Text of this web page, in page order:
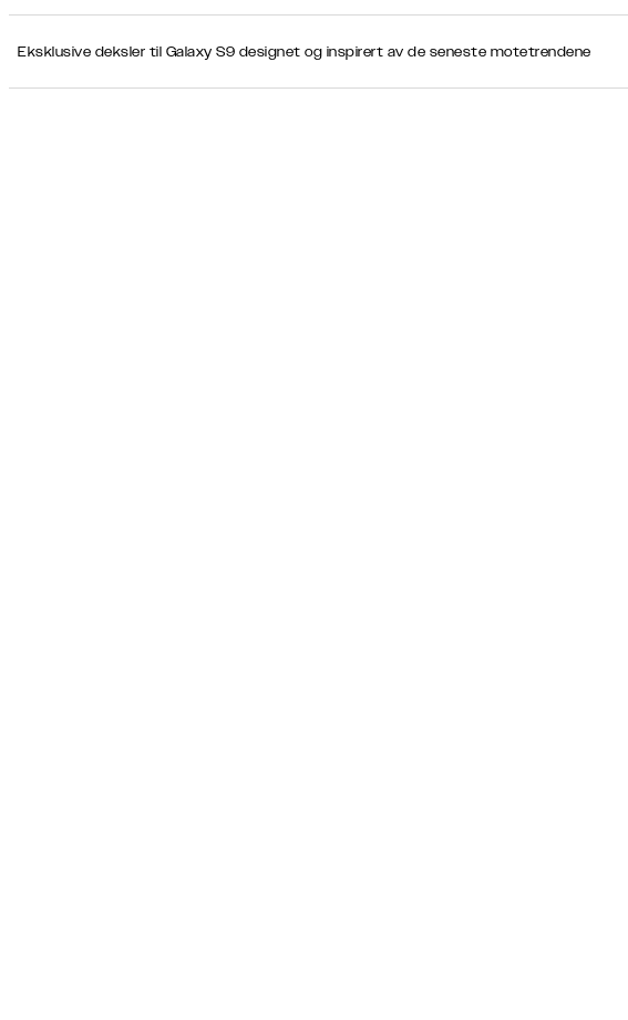
Mønster
Eksklusive deksler til Galaxy S9 designet og inspirert av de seneste motetrendene